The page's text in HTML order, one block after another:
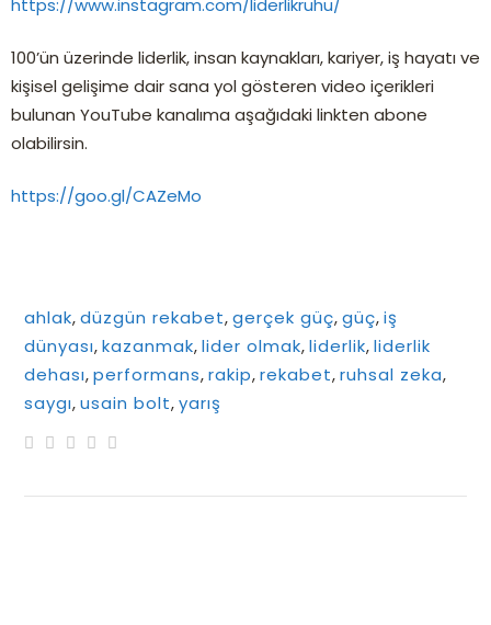
https://www.instagram.com/liderlikruhu/
100’ün üzerinde liderlik, insan kaynakları, kariyer, iş hayatı ve
kişisel gelişime dair sana yol gösteren video içerikleri
bulunan YouTube kanalıma aşağıdaki linkten abone
olabilirsin.
https://goo.gl/CAZeMo
ahlak,düzgün rekabet,gerçek güç,güç,iş
dünyası,kazanmak,lider olmak,liderlik,liderlik
dehası,performans,rakip,rekabet,ruhsal zeka,
saygı,usain bolt,yarış